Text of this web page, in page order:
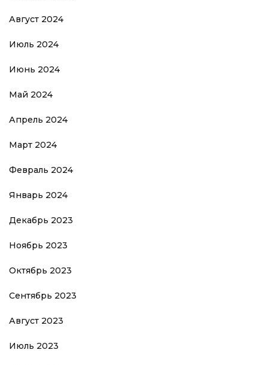
Август 2024
Июль 2024
Июнь 2024
Май 2024
Апрель 2024
Март 2024
Февраль 2024
Январь 2024
Декабрь 2023
Ноябрь 2023
Октябрь 2023
Сентябрь 2023
Август 2023
Июль 2023